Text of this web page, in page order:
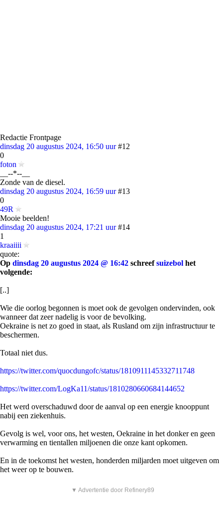
Redactie Frontpage
dinsdag 20 augustus 2024, 16:50 uur #12
0
foton
__--*--__
Zonde van de diesel.
dinsdag 20 augustus 2024, 16:59 uur #13
0
49R
Mooie beelden!
dinsdag 20 augustus 2024, 17:21 uur #14
1
kraaiiii
quote:
Op dinsdag 20 augustus 2024 @ 16:42 schreefsuizebol het
volgende:
[..]
Wie die oorlog begonnen is moet ook de gevolgen ondervinden, ook
wanneer dat zeer nadelig is voor de bevolking.
Oekraine is net zo goed in staat, als Rusland om zijn infrastructuur te
beschermen.
Totaal niet dus.
https://twitter.com/quocdungofc/status/1810911145332711748
https://twitter.com/LogKa11/status/1810280660684144652
Het werd overschaduwd door de aanval op een energie knooppunt
nabij een ziekenhuis.
Gevolg is wel, voor ons, het westen, Oekraine in het donker en geen
verwarming en tientallen miljoenen die onze kant opkomen.
En in de toekomst het westen, honderden miljarden moet uitgeven om
het weer op te bouwen.
▼ Advertentie door Refinery89